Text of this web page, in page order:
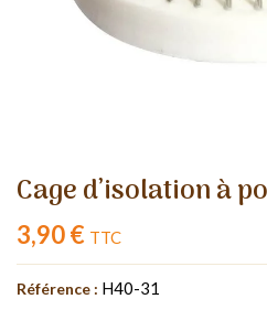
Cage d’isolation à
3,90 € TTC
Référence : H40-31